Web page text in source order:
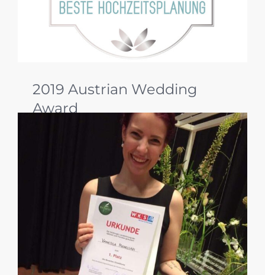
2019 Austrian Wedding
Award
Was für ein Jahr! Beim Austrian Wedding Award
2019 durften wir uns gleich über drei
Auszeichnungen freuen: zwei 3. Plätze in den
Kategorien Papeterie Gesamtkonzept und
Wedding Design